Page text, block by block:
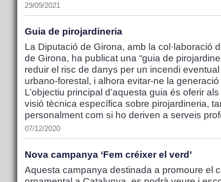
29/09/2021
Guia de pirojardineria
La Diputació de Girona, amb la col·laboració
de Girona, ha publicat una “guia de
reduir el risc de danys per un incendi
urbano-forestal, i alhora evitar-ne la
L’objectiu principal d’aquesta guia és oferir
visió tècnica específica sobre pirojardineria,
personalment com si ho deriven a serveis
07/12/2020
Nova campanya ‘Fem créixer el verd’
Aquesta campanya destinada a promoure el